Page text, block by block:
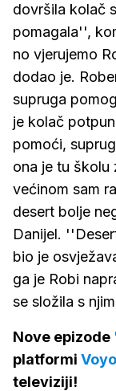
dovršila kolač
pomagala'',
no vjerujemo
dodao je.
supruga
je kolač
pomoći,
ona je tu školu
većinom sam
desert bolje
Danijel.
bio je
ga je Robi
se složila s
Nove epizode
platformi Voyo
televiziji!